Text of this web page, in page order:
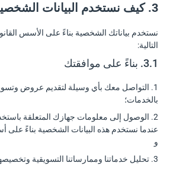
3. كيف نستخدم البيانات الشخصية
نستخدم بياناتك الشخصية بناءً على الأسس
التالية:
3.1. بناءً على موافقتك
1. التواصل معك بأي وسيلة لتقديم عروض
بالخدمات؛
2. الوصول إلى معلومات جهازك المتعلقة
عندما نستخدم هذه البيانات الشخصية بناءً على
و
3. تحليل خدماتنا وممارساتنا التسويقية وتخصيصها وتحسينها.